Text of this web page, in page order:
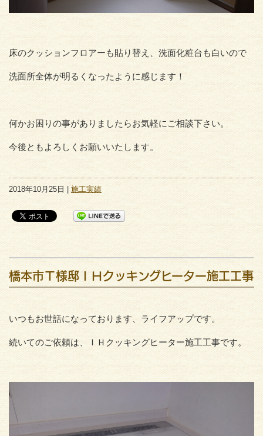
床のクッションフロアーも貼り替え、洗面化粧台も白いので
洗面所全体が明るくなったように感じます！
何かお困りの事がありましたらお気軽にご相談下さい。
今後ともよろしくお願いいたします。
2018年10月25日 | 施工実績
橋本市Ｔ様邸ＩＨクッキングヒーター施工工事
いつもお世話になっております、ライフアップです。
続いてのご依頼は、ＩＨクッキングヒーター施工工事です。